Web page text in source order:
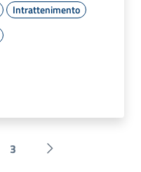
Intrattenimento
3 Successiva »